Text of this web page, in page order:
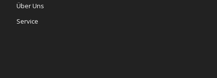
Über Uns
Service